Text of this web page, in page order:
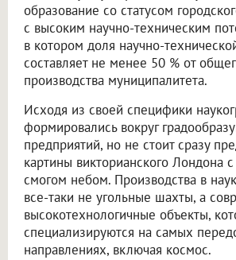
образование со статусом
с высоким научно-техническим
в котором доля научно-
составляет не менее 50 % от
производства муниципалитета.
Исходя из своей специфики
формировались вокруг
предприятий, но не стоит сразу
картины викторианского Лондона
смогом небом. Производства в
все-таки не угольные шахты, а
высокотехнологичные объекты,
специализируются на самых
направлениях, включая космос.